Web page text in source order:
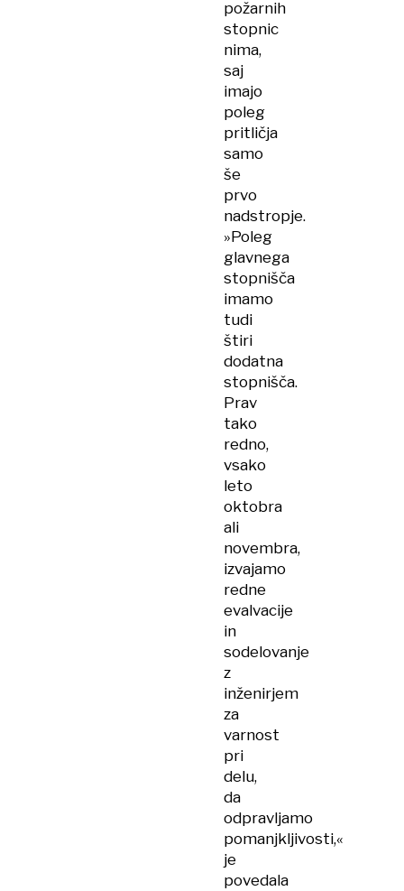
požarnih
stopnic
nima,
saj
imajo
poleg
pritličja
samo
še
prvo
nadstropje.
»Poleg
glavnega
stopnišča
imamo
tudi
štiri
dodatna
stopnišča.
Prav
tako
redno,
vsako
leto
oktobra
ali
novembra,
izvajamo
redne
evalvacije
in
sodelovanje
z
inženirjem
za
varnost
pri
delu,
da
odpravljamo
pomanjkljivosti,«
je
povedala